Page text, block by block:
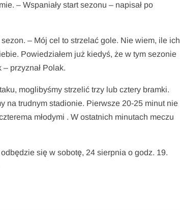
– Wspaniały start sezonu – napisał po
– Mój cel to strzelać gole. Nie wiem, ile ich
Powiedziałem już kiedyś, że w tym sezonie
– przyznał Polak.
moglibyśmy strzelić trzy lub cztery bramki.
na trudnym stadionie. Pierwsze 20-25 minut nie
młodymi . W ostatnich minutach meczu
się w sobotę, 24 sierpnia o godz. 19.